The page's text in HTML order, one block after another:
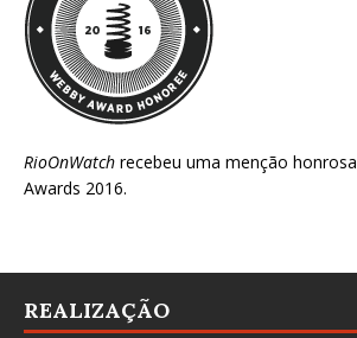
RioOnWatch recebeu uma menção
Awards 2016.
REALIZAÇÃO